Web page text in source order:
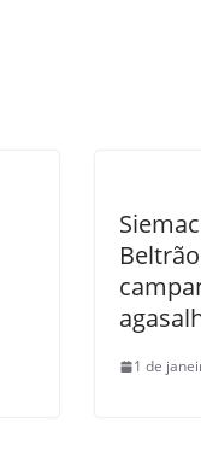
1 de